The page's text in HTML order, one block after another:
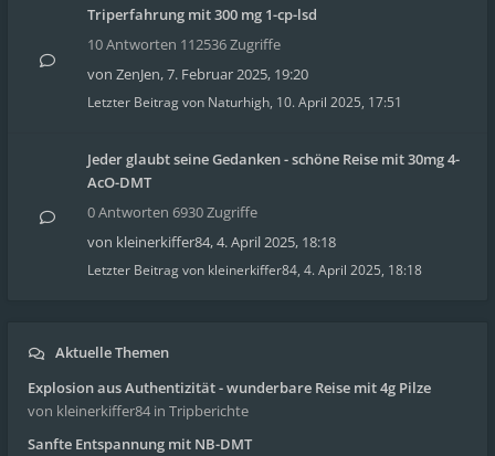
Triperfahrung mit 300 mg 1-cp-lsd
10 Antworten 112536 Zugriffe
von ZenJen,7. Februar 2025, 19:20
Letzter Beitrag von Naturhigh, 10. April 2025, 17:51
Jeder glaubt seine Gedanken - schöne Reise mit 30mg 4-
AcO-DMT
0 Antworten 6930 Zugriffe
von kleinerkiffer84,4. April 2025, 18:18
Letzter Beitrag von kleinerkiffer84, 4. April 2025, 18:18
Aktuelle Themen
Explosion aus Authentizität - wunderbare Reise mit 4g Pilze
von kleinerkiffer84 in Tripberichte
Sanfte Entspannung mit NB-DMT